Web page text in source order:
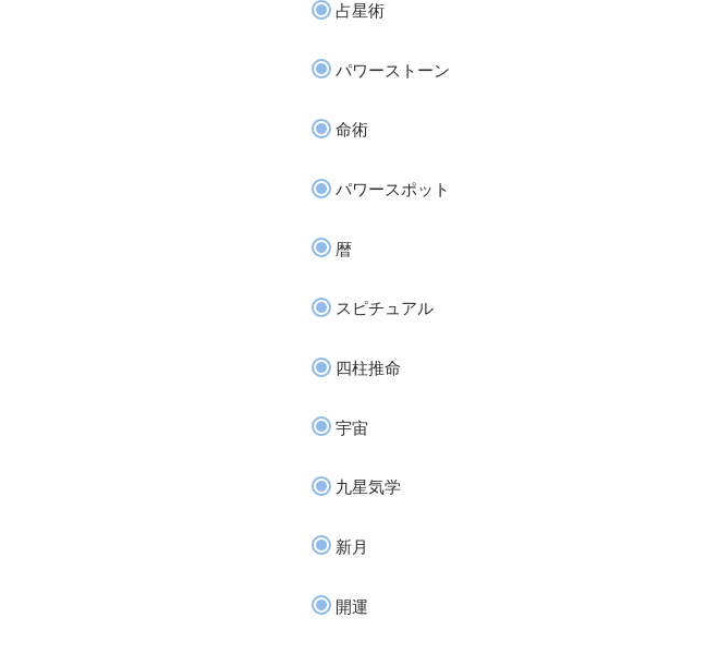
占星術
パワーストーン
命術
パワースポット
暦
スピチュアル
四柱推命
宇宙
九星気学
新月
開運